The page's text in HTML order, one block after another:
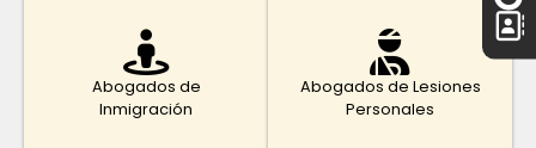
Abogados de
Inmigración
Abogados de Lesiones
Personales